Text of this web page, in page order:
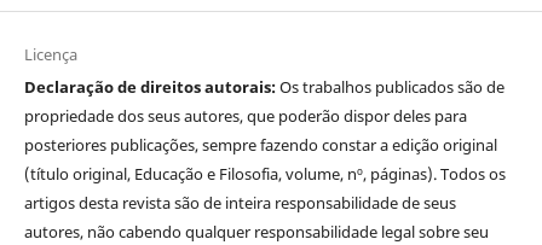
Licença
Declaração de direitos autorais:Os trabalhos publicados são de
propriedade dos seus autores, que poderão dispor deles para
posteriores publicações, sempre fazendo constar a edição original
(título original, Educação e Filosofia, volume, nº, páginas). Todos os
artigos desta revista são de inteira responsabilidade de seus
autores, não cabendo qualquer responsabilidade legal sobre seu